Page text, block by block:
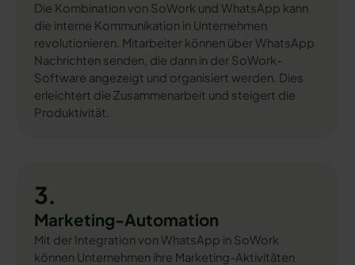
Die Kombination von SoWork und WhatsApp kann
die interne Kommunikation in Unternehmen
revolutionieren. Mitarbeiter können über WhatsApp
Nachrichten senden, die dann in der SoWork-
Software angezeigt und organisiert werden. Dies
erleichtert die Zusammenarbeit und steigert die
Produktivität.
3.
Marketing-Automation
Mit der Integration von WhatsApp in SoWork
können Unternehmen ihre Marketing-Aktivitäten